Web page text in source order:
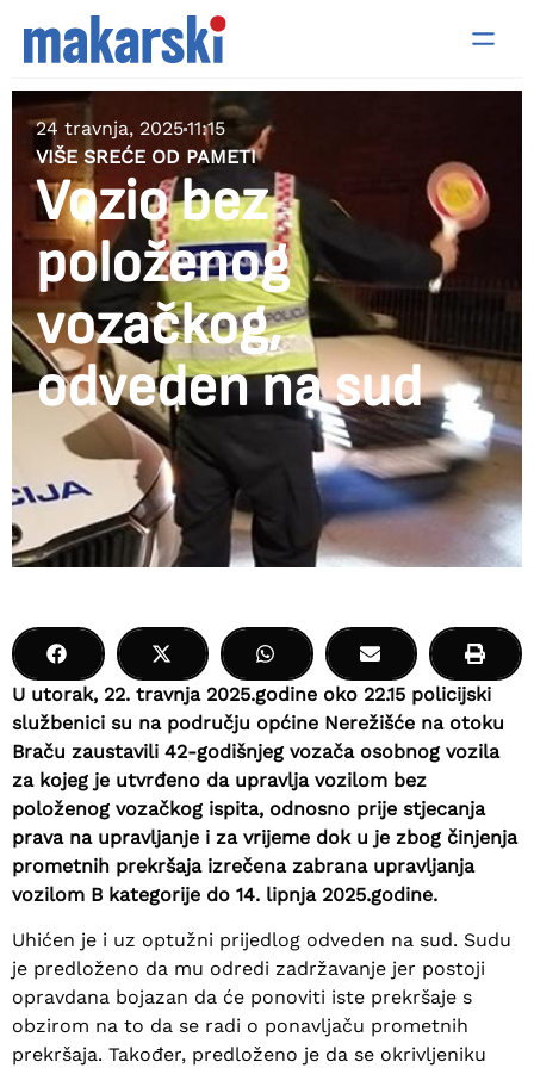
24 travnja, 202511:15
VIŠE SREĆE OD PAMETI
Vozio bez
položenog
vozačkog,
odveden na sud
U utorak, 22. travnja 2025.godine oko 22.15 policijski
službenici su na području općine Nerežišće na otoku
Braču zaustavili 42-godišnjeg vozača osobnog vozila
za kojeg je utvrđeno da upravlja vozilom bez
položenog vozačkog ispita, odnosno prije stjecanja
prava na upravljanje i za vrijeme dok u je zbog činjenja
prometnih prekršaja izrečena zabrana upravljanja
vozilom B kategorije do 14. lipnja 2025.godine.
Uhićen je i uz optužni prijedlog odveden na sud. Sudu
je predloženo da mu odredi zadržavanje jer postoji
opravdana bojazan da će ponoviti iste prekršaje s
obzirom na to da se radi o ponavljaču prometnih
prekršaja. Također, predloženo je da se okrivljeniku